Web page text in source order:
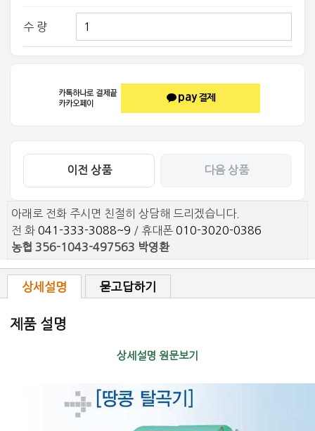
수 량
이전 상품 다음 상품
아래로 전화 주시면 친절히 상담해 드리겠습니다.
전 화 041-333-3088~9 / 휴대폰 010-3020-0386
농협 356-1043-497563 박영환
상세설명 묻고답하기
제품 설명
상세설명 원문보기